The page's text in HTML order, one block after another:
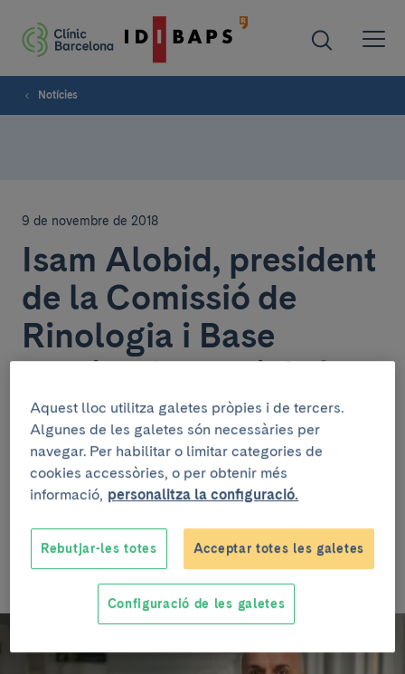
Notícies
9 de novembre de 2018
Isam Alobid, president
de la Comissió de
Rinologia i Base
anerior de crani de la
SEORL
El Dr.Isam Alobid, cirurgià del Servei
d'Otorrinolaringologia del Clínic i investigador de
l'equip Immunoal·lèrgia Respiratòria Clínica i
Comissió de Rinologia i Base anterior de crani de la
Societat Espanyola d''Otorrinolaringologia(SEORL)
per als propers 6 anys.
Aquest lloc utilitza galetes pròpies i de tercers.
Algunes de les galetes són necessàries per
navegar. Per habilitar o limitar categories de
cookies accessòries, o per obtenir més
informació, personalitza la configuració.
Rebutjar-les totes Acceptar totes les galetes
Configuració de les galetes